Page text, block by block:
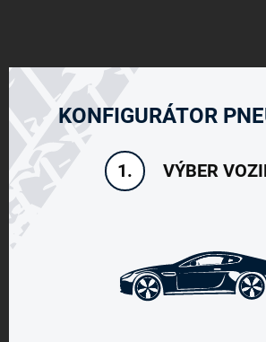
KONFIGURÁTOR
1. VÝBER